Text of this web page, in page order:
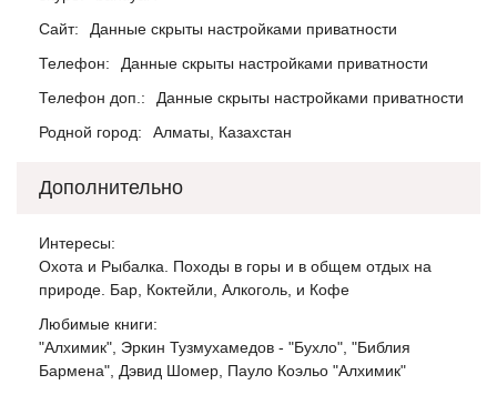
Сайт:
Данные скрыты настройками приватности
Телефон:
Данные скрыты настройками приватности
Телефон доп.:
Данные скрыты настройками приватности
Родной город:
Алматы, Казахстан
Дополнительно
Интересы:
Охота и Рыбалка. Походы в горы и в общем отдых на
природе. Бар, Коктейли, Алкоголь, и Кофе
Любимые книги:
"Алхимик", Эркин Тузмухамедов - "Бухло", "Библия
Бармена", Дэвид Шомер, Пауло Коэльо "Алхимик"